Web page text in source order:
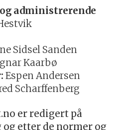
administrerende
Sidsel Sanden
Kaarbø
Espen Andersen
Scharffenberg
er redigert på
etter de normer og